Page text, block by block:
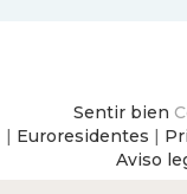
Sentir bien
| Euroresidentes |
Aviso